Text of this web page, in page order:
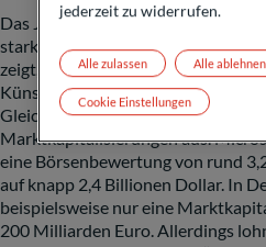
Das Jahr 2023 war an den US-
starken Konzentration auf die
zeigt, wie sehr die Themen
Künstliche Intelligenz derzeit die
Gleichzeitig zeichnen sich diese
Marktkapitalisierungenaus.
eine Börsenbewertung von rund
auf knapp 2,4 Billionen Dollar. In
beispielsweise nur eine
200 Milliarden Euro. Allerdings
jederzeit zu widerrufen.
Alle ablehnen
Alle zulassen
Cookie Einstellungen